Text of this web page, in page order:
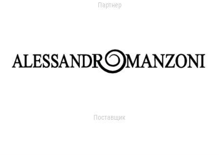
Партнер
Поставщик